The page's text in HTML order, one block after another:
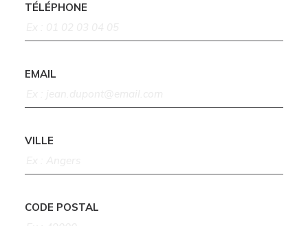
TÉLÉPHONE
EMAIL
VILLE
CODE POSTAL